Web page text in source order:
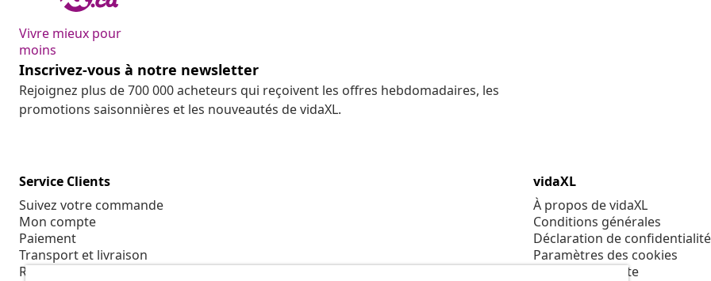
Vivre mieux pour
moins
Inscrivez-vous à notre newsletter
Rejoignez plus de 700 000 acheteurs qui reçoivent les offres hebdomadaires, les
promotions saisonnières et les nouveautés de vidaXL.
Service Clients
Suivez votre commande
Mon compte
Paiement
Transport et livraison
Retour
vidaXL
À propos de vidaXL
Conditions générales
Déclaration de
Paramètres des cookies
Code de conduite